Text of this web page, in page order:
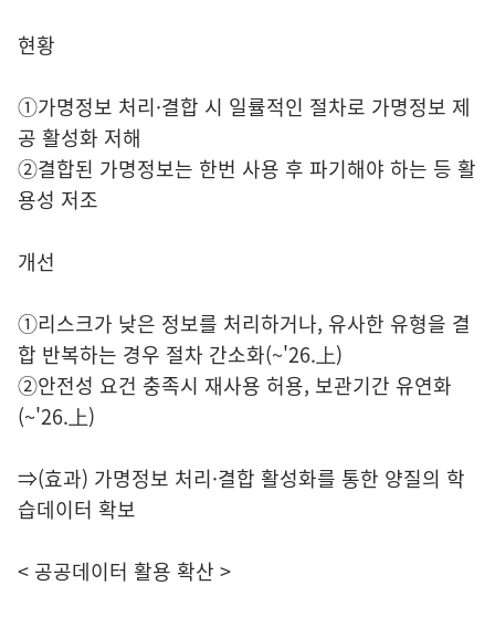
현황
①가명정보 처리·결합 시 일률적인 절차로 가명정보 제
공 활성화 저해
②결합된 가명정보는 한번 사용 후 파기해야 하는 등 활
용성 저조
개선
①리스크가 낮은 정보를 처리하거나, 유사한 유형을 결
합 반복하는 경우 절차 간소화(~'26.上)
②안전성 요건 충족시 재사용 허용, 보관기간 유연화
(~'26.上)
⇒(효과) 가명정보 처리·결합 활성화를 통한 양질의 학
습데이터 확보
< 공공데이터 활용 확산 >